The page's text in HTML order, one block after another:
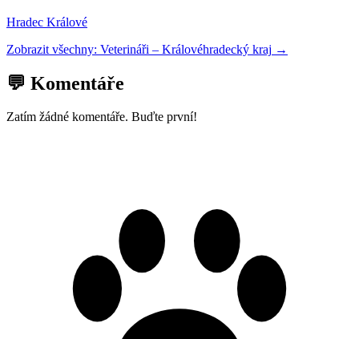
Hradec Králové
Zobrazit všechny: Veterináři – Královéhradecký kraj →
💬 Komentáře
Zatím žádné komentáře. Buďte první!